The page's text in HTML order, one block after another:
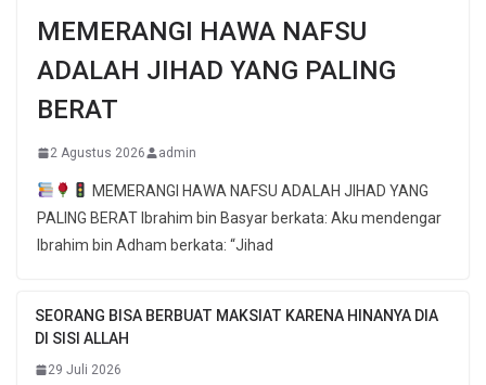
MEMERANGI HAWA NAFSU
ADALAH JIHAD YANG PALING
BERAT
2 Agustus 2026 admin
MEMERANGI HAWA NAFSU ADALAH JIHAD YANG
PALING BERAT Ibrahim bin Basyar berkata: Aku mendengar
Ibrahim bin Adham berkata: “Jihad
SEORANG BISA BERBUAT MAKSIAT KARENA HINANYA DIA
DI SISI ALLAH
29 Juli 2026